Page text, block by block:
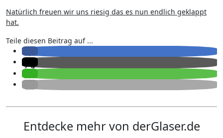
Natürlich freuen wir uns riesig das es nun endlich geklappt
hat.
Teile diesen Beitrag auf ...
Entdecke mehr von derGlaser.de